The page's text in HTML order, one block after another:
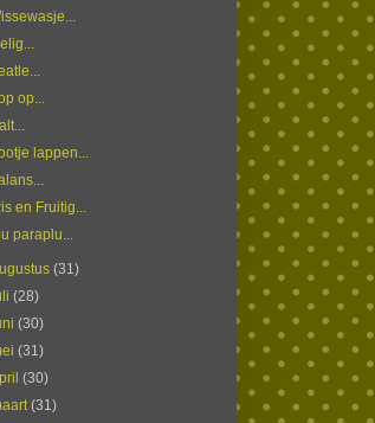
op...
lappen...
en Fruitig...
paraplu...
(31)
(28)
(30)
(31)
(30)
(31)